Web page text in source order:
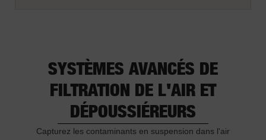
SYSTÈMES AVANCÉS DE
FILTRATION DE L'AIR ET
DÉPOUSSIÉREURS
Capturez les contaminants en suspension dans l'air